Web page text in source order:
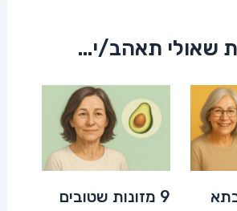
שאולי תאהב/י...
9 מזונות שטובים